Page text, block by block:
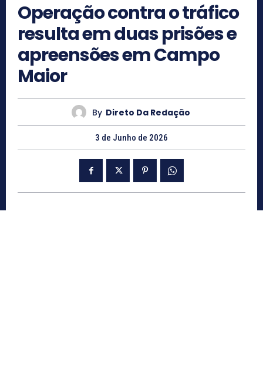
Operação contra o tráfico
resulta em duas prisões e
apreensões em Campo
Maior
By Direto Da Redação
3 de Junho de 2026